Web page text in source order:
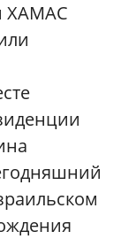
ХАМАС